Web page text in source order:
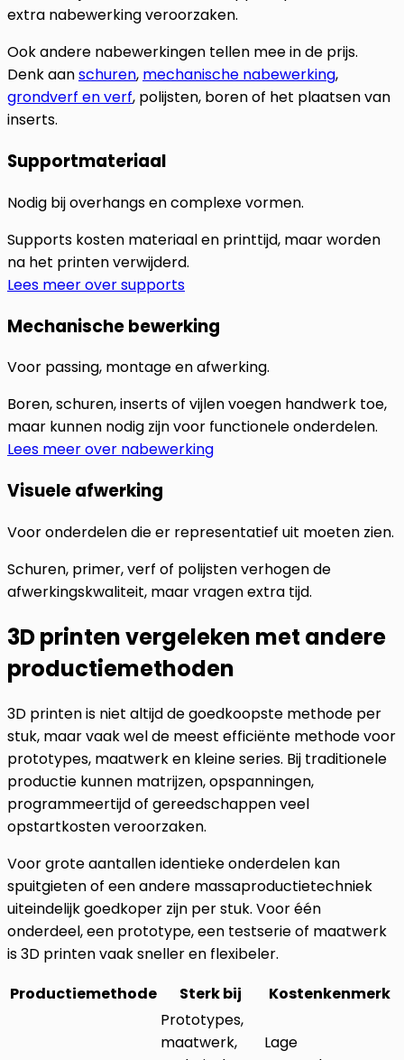
extra nabewerking veroorzaken.
Ook andere nabewerkingen tellen mee in de prijs.
Denk aanschuren, mechanische nabewerking,
grondverf en verf, polijsten, boren of het plaatsen van
inserts.
Supportmateriaal
Nodig bij overhangs en complexe vormen.
Supports kosten materiaal en printtijd, maar worden
na het printen verwijderd.
Lees meer over supports
Mechanische bewerking
Voor passing, montage en afwerking.
Boren, schuren, inserts of vijlen voegen handwerk toe,
maar kunnen nodig zijn voor functionele onderdelen.
Lees meer over nabewerking
Visuele afwerking
Voor onderdelen die er representatief uit moeten zien.
Schuren, primer, verf of polijsten verhogen de
afwerkingskwaliteit, maar vragen extra tijd.
3D printen vergeleken met andere
productiemethoden
3D printen is niet altijd de goedkoopste methode per
stuk, maar vaak wel de meest efficiënte methode voor
prototypes, maatwerk en kleine series. Bij traditionele
productie kunnen matrijzen, opspanningen,
programmeertijd of gereedschappen veel
opstartkosten veroorzaken.
Voor grote aantallen identieke onderdelen kan
spuitgieten of een andere massaproductietechniek
uiteindelijk goedkoper zijn per stuk. Voor één
onderdeel, een prototype, een testserie of maatwerk
is 3D printen vaak sneller en flexibeler.
Productiemethode
Sterk bij
Kostenkenmerk
Prototypes,
maatwerk,
Lage